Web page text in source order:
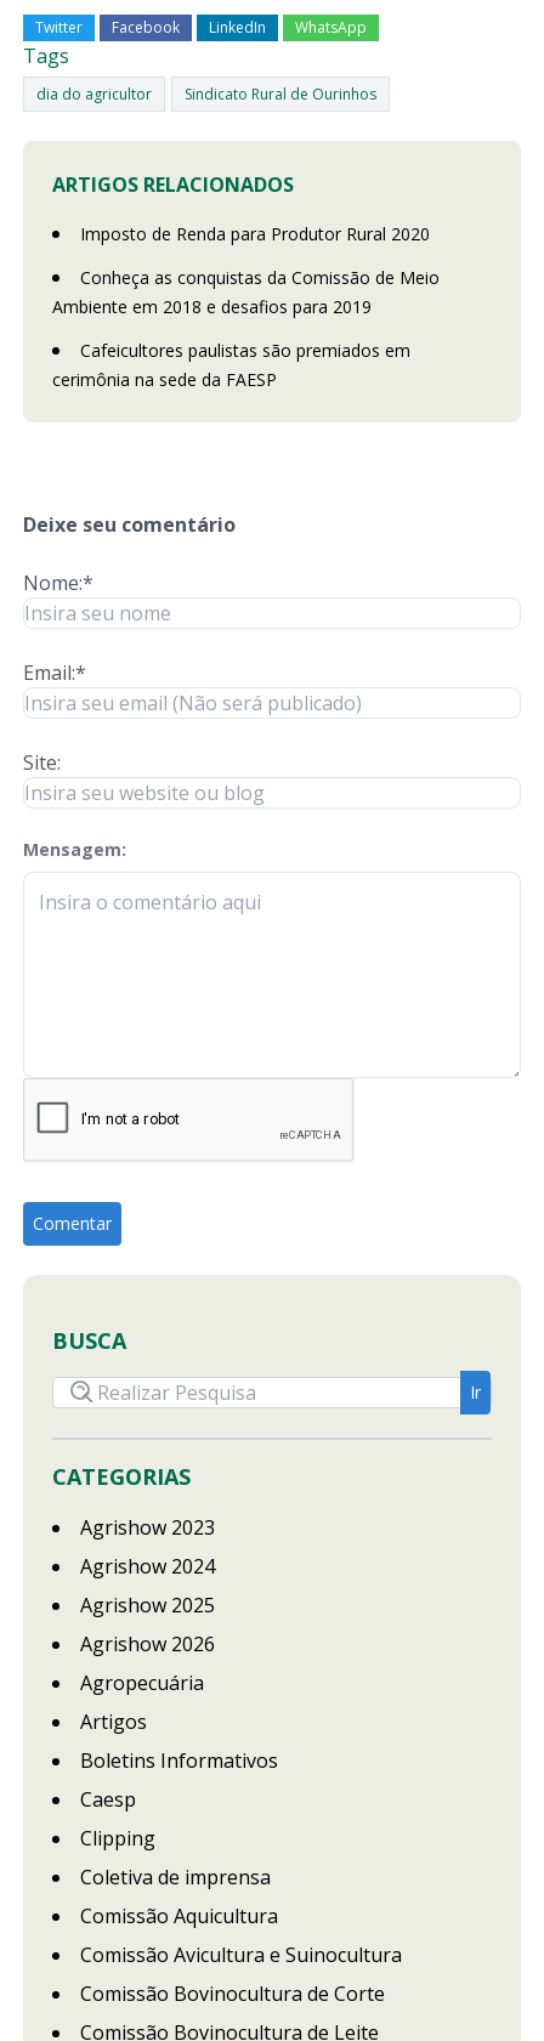
Twitter Facebook LinkedIn WhatsApp
Tags
dia do agricultor Sindicato Rural de Ourinhos
ARTIGOS RELACIONADOS
Imposto de Renda para Produtor Rural 2020
Conheça as conquistas da Comissão de Meio
Ambiente em 2018 e desafios para 2019
Cafeicultores paulistas são premiados em
cerimônia na sede da FAESP
Deixe seu comentário
Nome:*
Email:*
Site:
Mensagem:
check-terms
BUSCA
CATEGORIAS
Agrishow 2023
Agrishow 2024
Agrishow 2025
Agrishow 2026
Agropecuária
Artigos
Boletins Informativos
Caesp
Clipping
Coletiva de imprensa
Comissão Aquicultura
Comissão Avicultura e Suinocultura
Comissão Bovinocultura de Corte
Comissão Bovinocultura de Leite